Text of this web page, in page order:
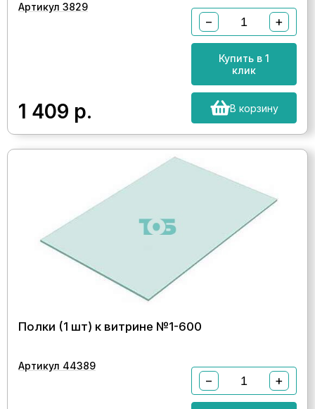
Артикул 3829
1 409 р.
− +
Купить в 1
клик
В корзину
Полки (1 шт) к витрине №1-600
Артикул 44389
− +